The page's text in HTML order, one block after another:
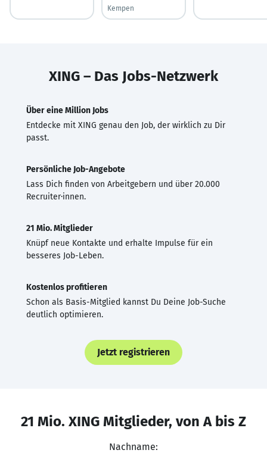
Kempen
XING – Das Jobs-Netzwerk
Über eine Million Jobs
Entdecke mit XING genau den Job, der wirklich zu Dir
passt.
Persönliche Job-Angebote
Lass Dich finden von Arbeitgebern und über 20.000
Recruiter·innen.
21 Mio. Mitglieder
Knüpf neue Kontakte und erhalte Impulse für ein
besseres Job-Leben.
Kostenlos profitieren
Schon als Basis-Mitglied kannst Du Deine Job-Suche
deutlich optimieren.
Jetzt registrieren
21 Mio. XING Mitglieder, von A bis Z
Nachname: